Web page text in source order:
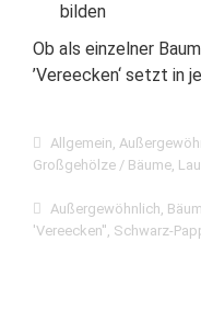
bilden
Ob als einzelner
’Vereecken‘ setzt in
Allgemein,
Großgehölze / Bäume,
Außergewöhnlich,
'Vereecken'', Schwarz-